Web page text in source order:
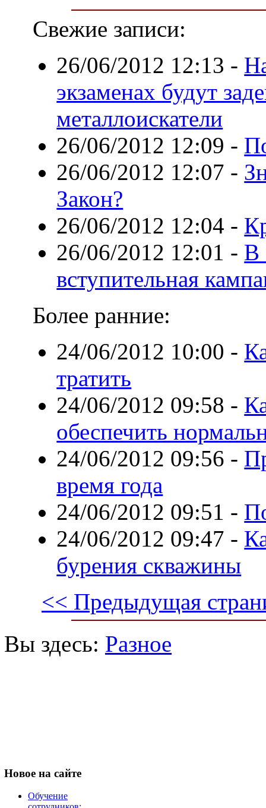
Свежие записи:
26/06/2012 12:13 -
экзаменах будут
металлоискатели
26/06/2012 12:09 -
26/06/2012 12:07 -
Закон?
26/06/2012 12:04 -
26/06/2012 12:01 - В
вступительная
Более ранние:
24/06/2012 10:00 -
тратить
24/06/2012 09:58 -
обеспечить
24/06/2012 09:56 -
время года
24/06/2012 09:51 -
24/06/2012 09:47 -
бурения скважины
<< Предыдущая
Вы здесь: Разное
Новое на сайте
Обучение